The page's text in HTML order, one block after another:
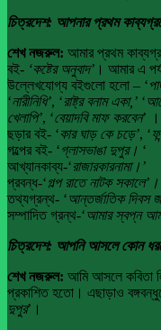
চিত্রদেশ: আপনার প্রথম
শেখ নজরুল: আমার প্রথম
বই- ‘কষ্টের অনুবাদ’ । আমার এ
উল্লেখযোগ্য বইগুলো হলো – ‘
‘নারীনিধি’, ‘রাষ্ট্র বনাম একা,’ ‘
খেলাপি’, ‘বেয়াদবি মাফ করবেন’ ।
ছড়ার বই- ‘কার ঘাড় কে চড়ে’, ‘
গল্পের বই- ‘গ্লাসভাঙা দুপুর। ‘
আখ্যানকাব্য-‘রাজারকারনামা।’
প্রবন্ধ-‘গল্প রাতে নাটক সকালে’।
তথ্যগ্রন্থ- ‘আন্তর্জাতিক দিবস
সম্পাদিত গ্রন্থ-‘আমার স্বপ্ন
চিত্রদেশ: আপনি আসলে কোন
শেখ নজরুল: আমি আসলে কবিতা
প্রকাশিত হতো। এছাড়াও
দুপুর’।